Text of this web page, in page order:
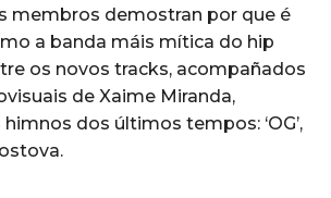
membros demostran por que é
a banda máis mítica do hip
os novos tracks, acompañados
de Xaime Miranda,
dos últimos tempos: ‘OG’,